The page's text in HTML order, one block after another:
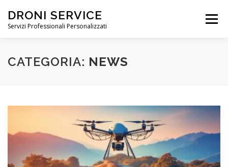
DRONI SERVICE
Servizi Professionali Personalizzati
Menu
ABOUT SERVIZI RIPRESE PROFESSIONALI
CONTATTI
CATEGORIA: NEWS